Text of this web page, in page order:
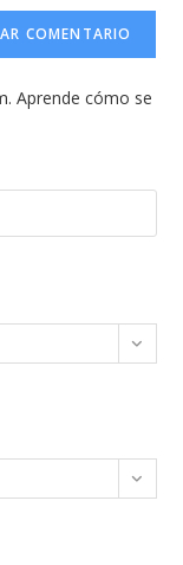
Aprende cómo se
el